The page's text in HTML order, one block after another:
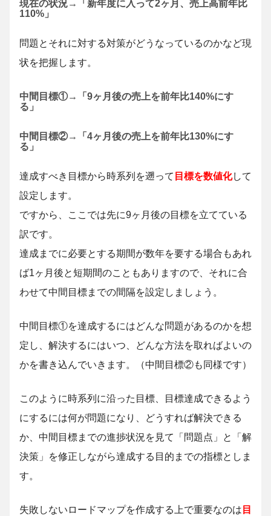
現在の状況→「新年度に入って2ヶ月、売上高前年比
110%」
問題とそれに対する対策がどうなっているのかなど現
状を把握します。
中間目標①→「9ヶ月後の売上を前年比140%にす
る」
中間目標②→「4ヶ月後の売上を前年比130%にす
る」
達成すべき目標から時系列を遡って 目標を数値化して
設定します。
ですから、ここでは先に9ヶ月後の目標を立てている
訳です。
達成までに必要とする期間が数年を要する場合もあれ
ば1ヶ月後と短期間のこともありますので、それに合
わせて中間目標までの間隔を設定しましょう。
中間目標①を達成するにはどんな問題があるのかを想
定し、解決するにはいつ、どんな方法を取ればよいの
かを書き込んでいきます。（中間目標②も同様です）
このように時系列に沿った目標、目標達成できるよう
にするには何が問題になり、どうすれば解決できる
か、中間目標までの進捗状況を見て「問題点」と「解
決策」を修正しながら達成する目的までの指標としま
す。
失敗しないロードマップを作成する上で重要なのは 目